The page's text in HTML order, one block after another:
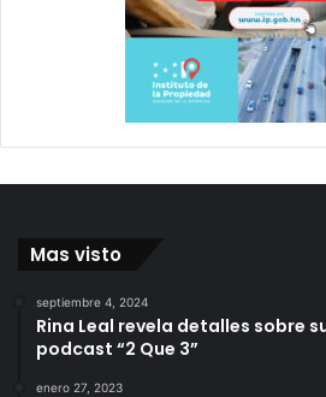
Mas visto
septiembre 4, 2024
Rina Leal revela detalles sobre
podcast “2 Que 3”
enero 27, 2023